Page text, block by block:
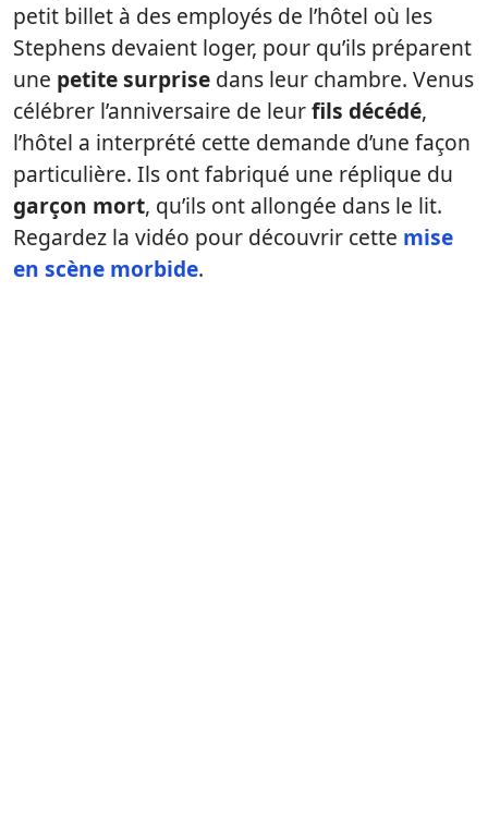
petit billet à des employés de l’hôtel où les
Stephens devaient loger, pour qu’ils préparent
une petite surprise dans leur chambre. Venus
célébrer l’anniversaire de leurfils décédé,
l’hôtel a interprété cette demande d’une façon
particulière. Ils ont fabriqué une réplique du
garçon mort, qu’ils ont allongée dans le lit.
Regardez la vidéo pour découvrir cette mise
en scène morbide.